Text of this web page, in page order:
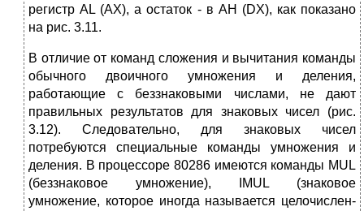
регистр AL (АХ), а оста­ток - в АН (DX), как показано
на рис. 3.11.
В отличие от команд сложения и вычитания команды
обычного двоич­ного умножения и деления,
работающие с беззнаковыми числами, не дают
правильных результатов для знаковых чисел (рис.
3.12). Следовательно, для знаковых чисел
потребуются специальные команды умножения и
деления. В процессоре 80286 имеются команды MUL
(беззнаковое умноже­ние), IMUL (знаковое
умножение, которое иногда называется целочислен­